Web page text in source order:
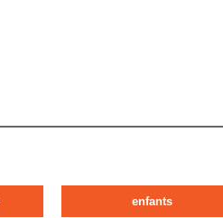
enfants